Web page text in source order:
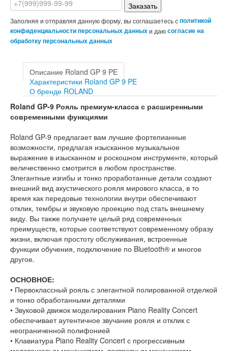
Заказать
Заполняя и отправляя данную форму, вы соглашаетесь сполитикой
конфиденциальности персональных данныхи даюсогласие на
обработку персональных данных
Описание Roland GP 9 PE
Характеристики Roland GP 9 PE
О бренде ROLAND
Roland GP-9 Рояль премиум-класса с расширенными
современными функциями
Roland GP-9 предлагает вам лучшие фортепианные
возможности, предлагая изысканное музыкальное
выражение в изысканном и роскошном инструменте, который
величественно смотрится в любом пространстве.
Элегантные изгибы и тонко проработанные детали создают
внешний вид акустического рояля мирового класса, в то
время как передовые технологии внутри обеспечивают
отклик, тембры и звуковую проекцию под стать внешнему
виду. Вы также получаете целый ряд современных
преимуществ, которые соответствуют современному образу
жизни, включая простоту обслуживания, встроенные
функции обучения, подключение по Bluetooth® и многое
другое.
ОСНОВНОЕ:
• Первоклассный рояль с элегантной полированной отделкой
и тонко обработанными деталями
• Звуковой движок моделирования Piano Reality Concert
обеспечивает аутентичное звучание рояля и отклик с
неограниченной полифонией
• Клавиатура Piano Reality Concert с прогрессивным